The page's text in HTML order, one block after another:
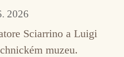
2026
Sciarrino a Luigi
muzeu.